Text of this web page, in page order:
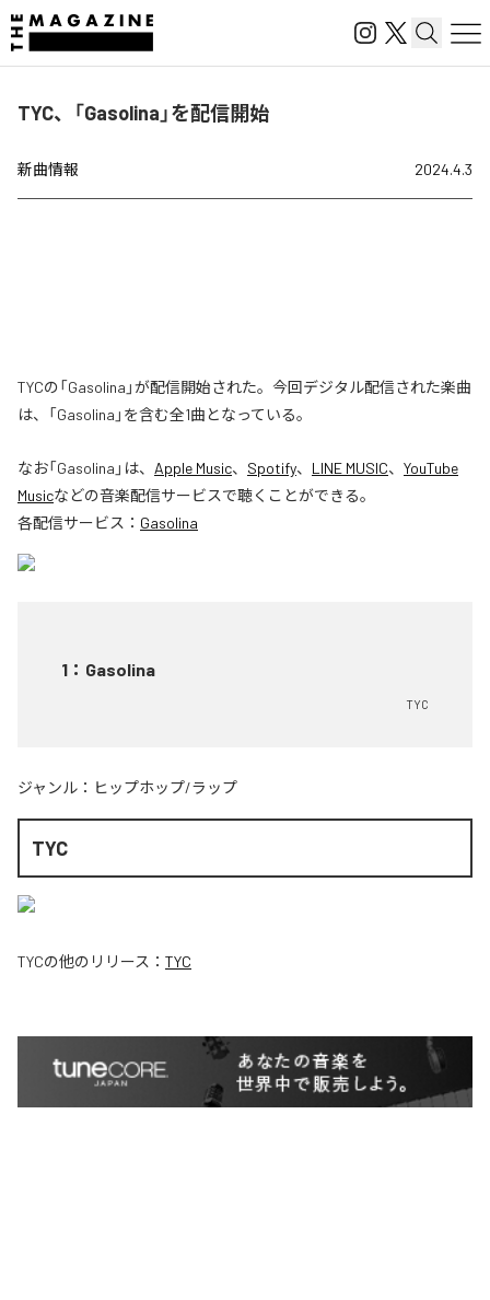
TYC、「Gasolina」を配信開始
新曲情報 2024.4.3
TYCの「Gasolina」が配信開始された。今回デジタル配信された楽曲
は、「Gasolina」を含む全1曲となっている。
なお「Gasolina 」は、 Apple Music、 Spotify、 LINE MUSIC、 YouTube
Musicなどの音楽配信サービスで聴くことができる。
各配信サービス： Gasolina
1 ： Gasolina
TYC
ジャンル： ヒップホップ/ラップ
TYC
TYCの他のリリース： TYC